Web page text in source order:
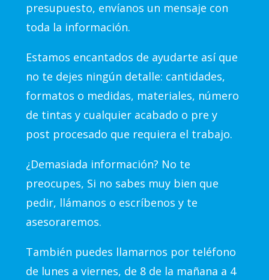
presupuesto, envíanos un mensaje con
toda la información.
Estamos encantados de ayudarte así que
no te dejes ningún detalle: cantidades,
formatos o medidas, materiales, número
de tintas y cualquier acabado o pre y
post procesado que requiera el trabajo.
¿Demasiada información? No te
preocupes, Si no sabes muy bien que
pedir, llámanos o escríbenos y te
asesoraremos.
También puedes llamarnos por teléfono
de lunes a viernes, de 8 de la mañana a 4